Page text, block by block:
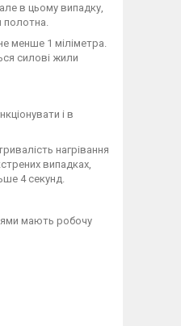
в цьому випадку,
менше 1 міліметра.
силові жили
і в
нагрівання
випадках,
4 секунд.
мають робочу